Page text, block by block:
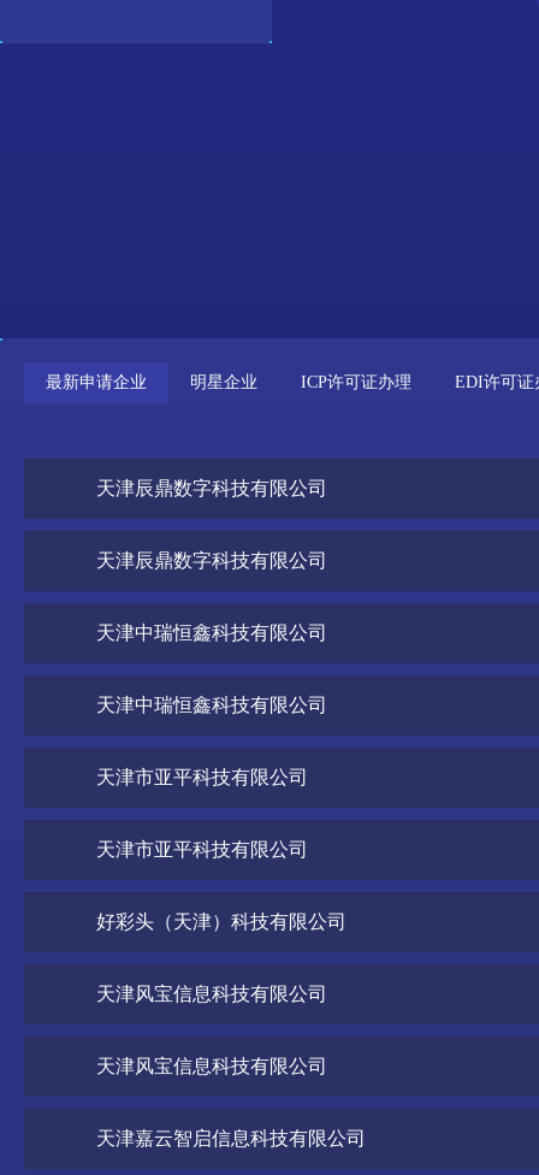
最新申请企业 明星企业 ICP许可证办理 EDI许可证
天津辰鼎数字科技有限公司
天津辰鼎数字科技有限公司
天津中瑞恒鑫科技有限公司
天津中瑞恒鑫科技有限公司
天津市亚平科技有限公司
天津市亚平科技有限公司
好彩头（天津）科技有限公司
天津风宝信息科技有限公司
天津风宝信息科技有限公司
天津嘉云智启信息科技有限公司